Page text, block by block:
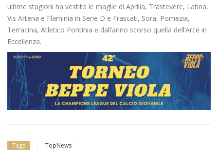
ultime stagioni ha vestito le maglie di Aprilia, Trastevere, Latina,
Vis Artena e Flaminia in Serie D e Frascati, Sora, Pomezia,
Terracina, Atletico Pontinia e dall’anno scorso quella dell’Arce in
Eccellenza.
Tags TopNews